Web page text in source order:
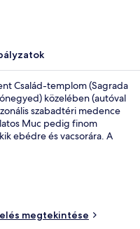
Család-templom (Sagrada
közelében (autóval
szabadtéri medence
Muc pedig finom
ebédre és vacsorára. A
Más utazók kiemelkedően
segítőkész személyzet. A
La Farinera
pedig 5 perc
megtekintése